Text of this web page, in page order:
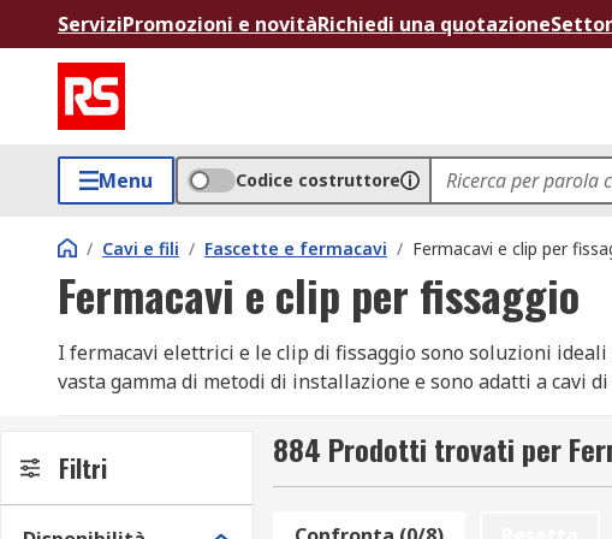
ServiziPromozioni e novitàRichiedi una quotazione
Menu Codice costruttore
/ Cavi e fili / Fascette e fermacavi / Fermacavi e clip per
Fermacavi e clip per fissaggio
I fermacavi elettrici e le clip di fissaggio sono soluzioni
vasta gamma di metodi di installazione e sono adatti a cavi
fermacavi adesivi, perfetti per
Varietà di fermacavi elettrici e clip di
Filtri 884 Prodotti trovati per